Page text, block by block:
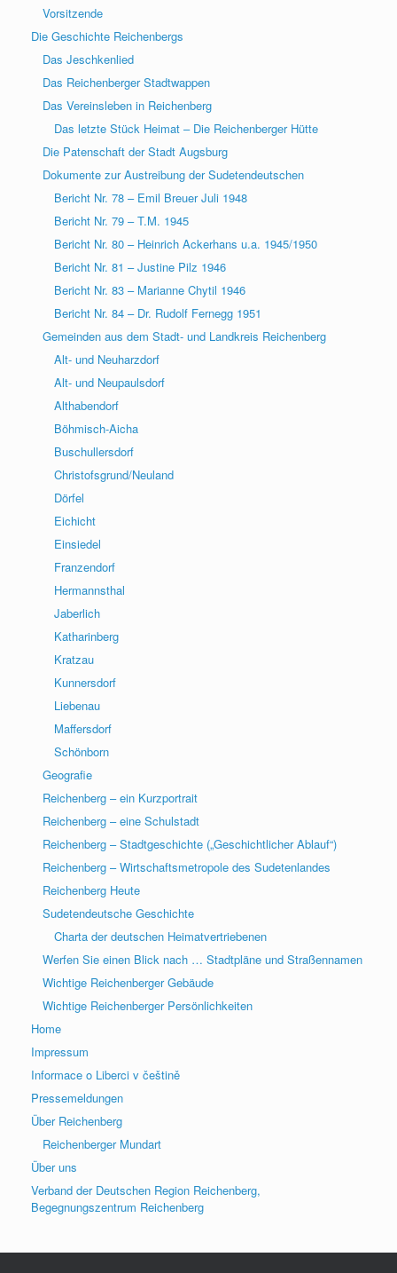
Vorsitzende
Die Geschichte Reichenbergs
Das Jeschkenlied
Das Reichenberger Stadtwappen
Das Vereinsleben in Reichenberg
Das letzte Stück Heimat – Die Reichenberger Hütte
Die Patenschaft der Stadt Augsburg
Dokumente zur Austreibung der Sudetendeutschen
Bericht Nr. 78 – Emil Breuer Juli 1948
Bericht Nr. 79 – T.M. 1945
Bericht Nr. 80 – Heinrich Ackerhans u.a. 1945/1950
Bericht Nr. 81 – Justine Pilz 1946
Bericht Nr. 83 – Marianne Chytil 1946
Bericht Nr. 84 – Dr. Rudolf Fernegg 1951
Gemeinden aus dem Stadt- und Landkreis Reichenberg
Alt- und Neuharzdorf
Alt- und Neupaulsdorf
Althabendorf
Böhmisch-Aicha
Buschullersdorf
Christofsgrund/Neuland
Dörfel
Eichicht
Einsiedel
Franzendorf
Hermannsthal
Jaberlich
Katharinberg
Kratzau
Kunnersdorf
Liebenau
Maffersdorf
Schönborn
Geografie
Reichenberg – ein Kurzportrait
Reichenberg – eine Schulstadt
Reichenberg – Stadtgeschichte („Geschichtlicher Ablauf“)
Reichenberg – Wirtschaftsmetropole des Sudetenlandes
Reichenberg Heute
Sudetendeutsche Geschichte
Charta der deutschen Heimatvertriebenen
Werfen Sie einen Blick nach … Stadtpläne und Straßennamen
Wichtige Reichenberger Gebäude
Wichtige Reichenberger Persönlichkeiten
Home
Impressum
Informace o Liberci v češtině
Pressemeldungen
Über Reichenberg
Reichenberger Mundart
Über uns
Verband der Deutschen Region Reichenberg,
Begegnungszentrum Reichenberg